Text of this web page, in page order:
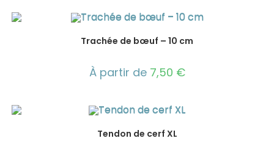
Trachée de bœuf – 10 cm
À partir de 7,50 €
Tendon de cerf XL